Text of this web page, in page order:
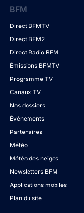
BFM
Direct BFMTV
Direct BFM2
Direct Radio BFM
Émissions BFMTV
Programme TV
Canaux TV
Nos dossiers
Évènements
Partenaires
Météo
Météo des neiges
Newsletters BFM
Applications mobiles
Plan du site